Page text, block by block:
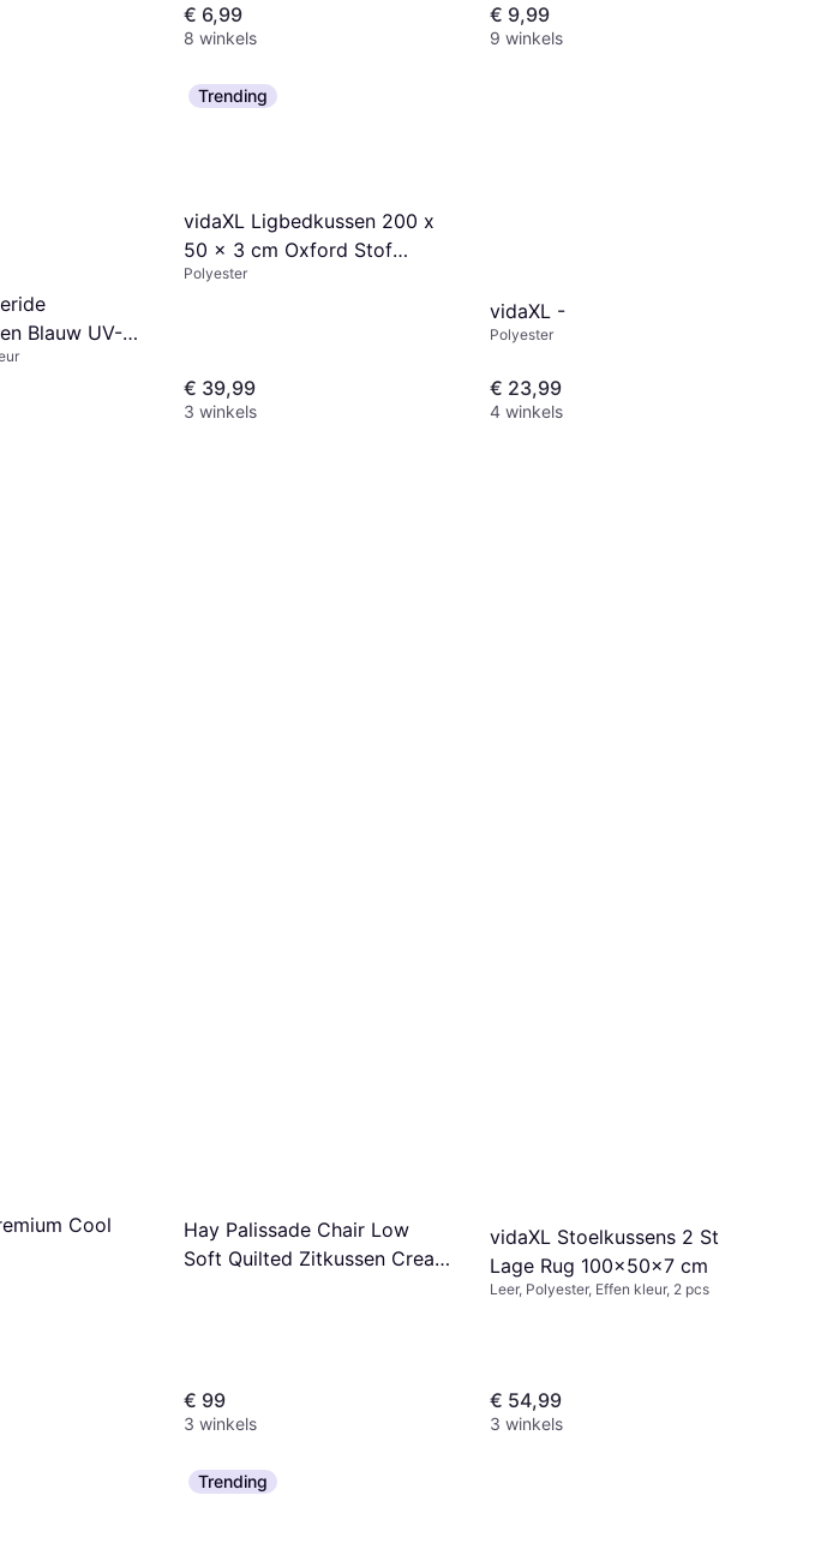
€ 6,99
8 winkels
€ 9,99
9 winkels
Blauw UV-
4 cm
Trending
vidaXL Ligbedkussen 200 x
50 x 3 cm Oxford Stof
Crèmekleurig
Polyester
€ 39,99
3 winkels
vidaXL -
Polyester
€ 23,99
4 winkels
Cool
Hay Palissade Chair Low
Soft Quilted Zitkussen Cream
€ 99
3 winkels
vidaXL Stoelkussens 2 St
Lage Rug 100x50x7 cm
Leer, Polyester, Effen kleur, 2 pcs
€ 54,99
3 winkels
Trending